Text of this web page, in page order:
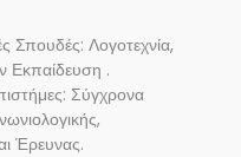
Σπουδές: Λογοτεχνία,
Εκπαίδευση .
Σύγχρονα
Έρευνας.